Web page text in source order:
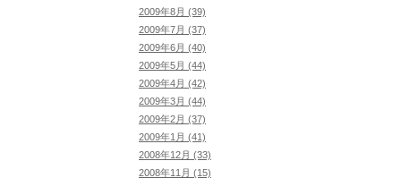
2009年8月 (39)
2009年7月 (37)
2009年6月 (40)
2009年5月 (44)
2009年4月 (42)
2009年3月 (44)
2009年2月 (37)
2009年1月 (41)
2008年12月 (33)
2008年11月 (15)